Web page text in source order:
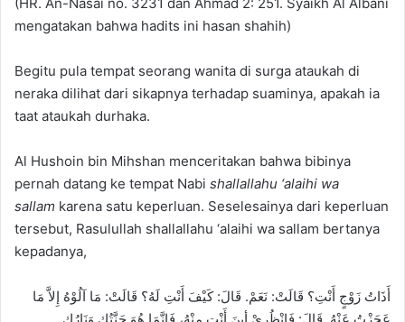
(HR. An-Nasai no. 3231 dan Ahmad 2: 251. Syaikh Al Albani
mengatakan bahwa hadits ini hasan shahih)
Begitu pula tempat seorang wanita di surga ataukah di
neraka dilihat dari sikapnya terhadap suaminya, apakah ia
taat ataukah durhaka.
Al Hushoin bin Mihshan menceritakan bahwa bibinya
pernah datang ke tempat Nabi shallallahu ‘alaihi wa
sallam karena satu keperluan. Seselesainya dari keperluan
tersebut, Rasulullah shallallahu ‘alaihi wa sallam bertanya
kepadanya,
أَذَاتُ زَوْجٍ أَنْتِ؟ قَالَتْ: نَعَمْ. قَالَ: كَيْفَ أَنْتِ لَهُ؟ قَالَتْ: مَا آلُوْهُ إِلاَّ مَا